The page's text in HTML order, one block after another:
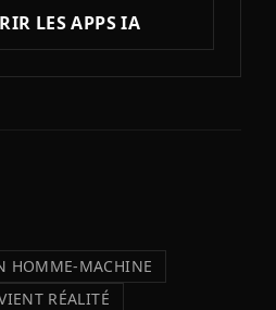
LES APPS IA
HOMME-MACHINE
RÉALITÉ